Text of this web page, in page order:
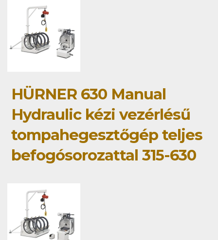
HÜRNER 630 Manual
Hydraulic kézi vezérlésű
tompahegesztőgép teljes
befogósorozattal 315-630